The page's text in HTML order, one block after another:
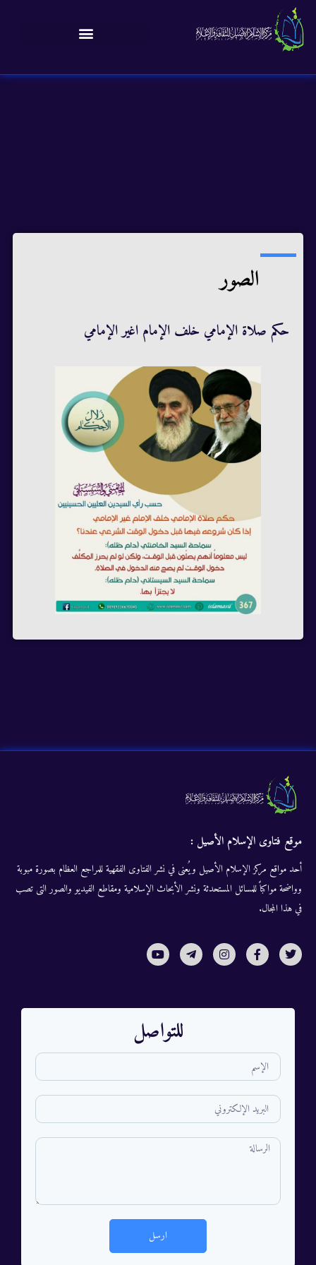
الصور
حكم صلاة الإمامي خلف الإمام اغير الإمامي
موقع فتاوى الإسلام الأصيل :
أحد مواقع مركز الإسلام الأصيل ويُعنى في نشر الفتاوى الفقهية للمراجع العظام بصورة مبوبة
وواضحة مواكباً للمسائل المستحدثة ونشر الأبحاث الإسلامية ومقاطع الفيديو والصور التى تصب
في هذا المجال.
للتواصل
ارسل